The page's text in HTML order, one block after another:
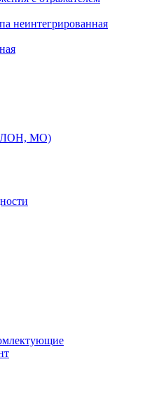
неинтегрированная
(ЛОН, МО)